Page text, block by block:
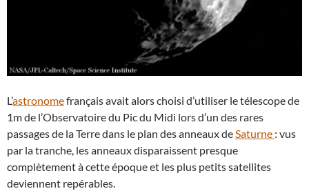
L’astronomefrançais avait alors choisi d’utiliser le télescope de
1m de l’Observatoire du Pic du Midi lors d’un des rares
passages de la Terre dans le plan des anneaux deSaturne : vus
par la tranche, les anneaux disparaissent presque
complètement à cette époque et les plus petits satellites
deviennent repérables.